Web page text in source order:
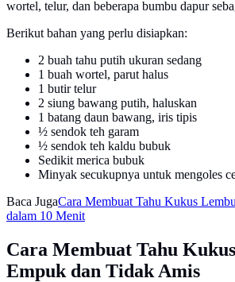
wortel, telur, dan beberapa bumbu dapur
Berikut bahan yang perlu disiapkan:
2 buah tahu putih ukuran sedang
1 buah wortel, parut halus
1 butir telur
2 siung bawang putih, haluskan
1 batang daun bawang, iris tipis
½ sendok teh garam
½ sendok teh kaldu bubuk
Sedikit merica bubuk
Minyak secukupnya untuk mengoles
Baca JugaCara Membuat Tahu Kukus
dalam 10 Menit
Cara Membuat Tahu
Empuk dan Tidak Amis